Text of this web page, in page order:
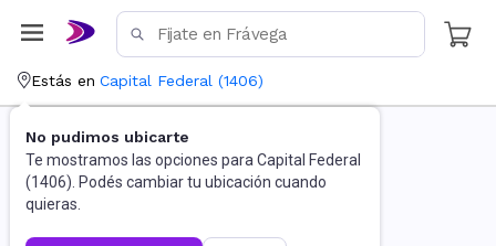
Estás en Capital Federal (1406)
No pudimos ubicarte
Te mostramos las opciones para Capital Federal
(1406). Podés cambiar tu ubicación cuando
quieras.